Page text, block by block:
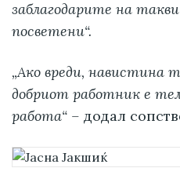
заблагодарите на
посветени“.
„Ако вреди, навистина
добриот работник е
работа“ – додал